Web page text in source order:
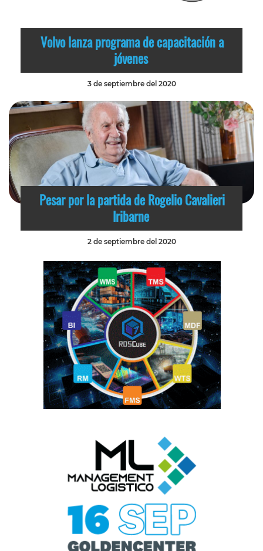
Volvo lanza programa de capacitación a
jóvenes
3 de septiembre del 2020
Pesar por la partida de Rogelio Cavalieri
Iribarne
2 de septiembre del 2020